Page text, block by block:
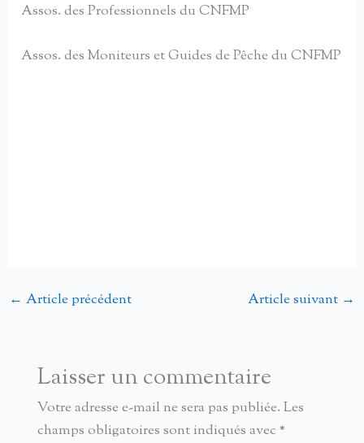
Assos. des Professionnels du CNFMP
Assos. des Moniteurs et Guides de Pêche du CNFMP
← Article précédent Article suivant →
Laisser un commentaire
Votre adresse e-mail ne sera pas publiée. Les
champs obligatoires sont indiqués avec *